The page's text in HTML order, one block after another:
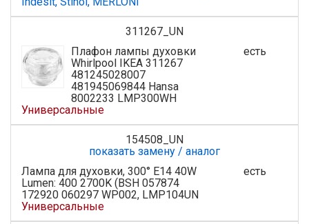
311267_UN
Плафон лампы духовки
Whirlpool IKEA 311267
481245028007
481945069844 Hansa
8002233 LMP300WH
Универсальные
есть
154508_UN
показать замену / аналог
Лампа для духовки, 300° E14 40W
Lumen: 400 2700K (BSH 057874
172920 060297 WP002, LMP104UN
Универсальные
есть